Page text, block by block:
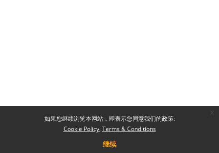
如果您继续浏览本网站，即表示您同意我们的政策:
Cookie Policy Terms & Conditions
继续